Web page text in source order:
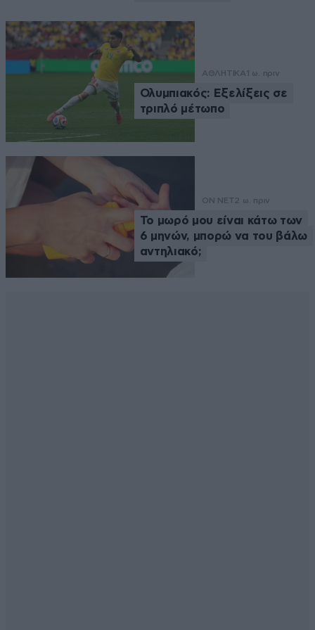
ΑΘΛΗΤΙΚΑ 1 ω. πριν
Ολυμπιακός: Εξελίξεις σε
τριπλό μέτωπο
ON NET2 ω. πριν
Το μωρό μου είναι κάτω των
6 μηνών, μπορώ να του βάλω
αντηλιακό;